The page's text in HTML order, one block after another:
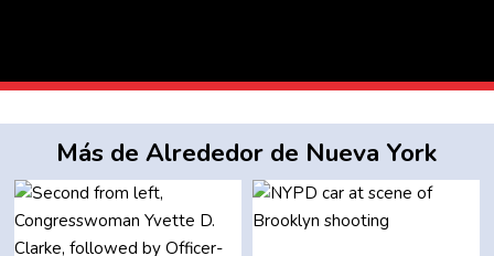
Más de Alrededor de Nueva York